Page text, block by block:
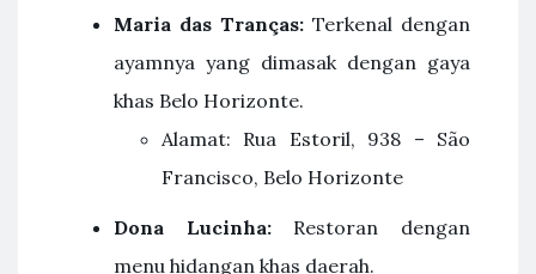
Maria das Tranças: Terkenal dengan
ayamnya yang dimasak dengan gaya
khas Belo Horizonte.
Alamat: Rua Estoril, 938 – São
Francisco, Belo Horizonte
Dona Lucinha:Restoran dengan
menu hidangan khas daerah.